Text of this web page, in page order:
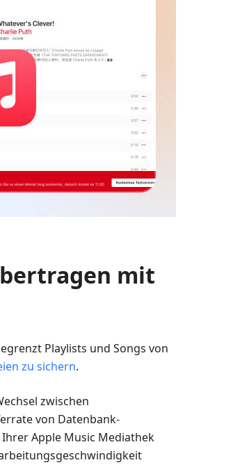
mit
Playlists und Songs von
zu sichern.
zwischen
von Datenbank-
Apple Music Mediathek